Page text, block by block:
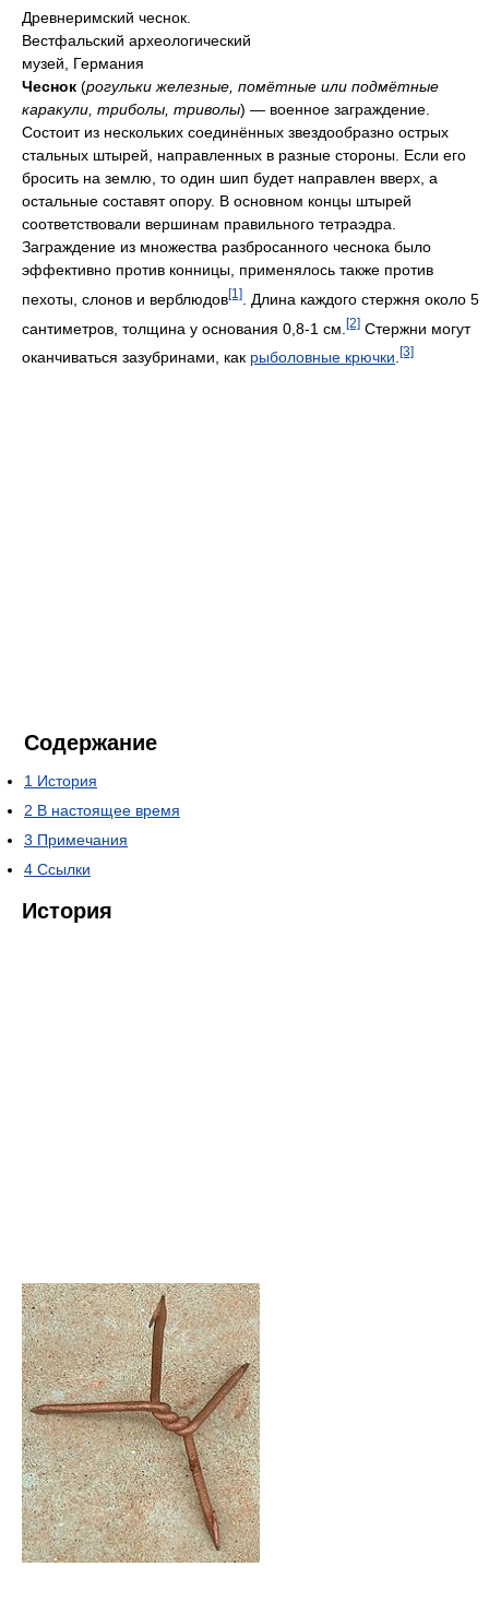
Древнеримский чеснок.
Вестфальский археологический
музей, Германия
Чеснок (рогульки железные, помётные или подмётные
каракули, триболы, триволы) — военное заграждение.
Состоит из нескольких соединённых звездообразно острых
стальных штырей, направленных в разные стороны. Если его
бросить на землю, то один шип будет направлен вверх, а
остальные составят опору. В основном концы штырей
соответствовали вершинам правильного тетраэдра.
Заграждение из множества разбросанного чеснока было
эффективно против конницы, применялось также против
пехоты, слонов и верблюдов[1]
. Длина каждого стержня около 5
сантиметров, толщина у основания 0,8-1 см. [2] Стержни могут
оканчиваться зазубринами, как рыболовные крючки [3]
Содержание
1 История
2 В настоящее время
3 Примечания
4 Ссылки
История